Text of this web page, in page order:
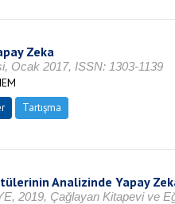
Zeka
Ocak 2017, ISSN: 1303-1139
Tartışma
Analizinde Yapay
2019, Çağlayan Kitapevi ve